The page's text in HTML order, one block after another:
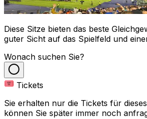
Diese Sitze bieten das beste
guter Sicht auf das Spielfeld und
Wonach suchen Sie?
Tickets
Sie erhalten nur die Tickets für
können Sie später immer noch